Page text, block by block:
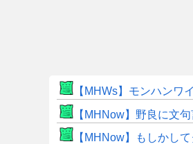
【MHWs】モンハンワ
【MHNow】野良に文
【MHNow】もしかし